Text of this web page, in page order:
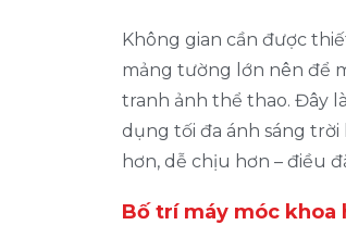
Không gian cần được
mảng tường lớn nên để
tranh ảnh thể thao. Đây
dụng tối đa ánh sáng
hơn, dễ chịu hơn – điều
Bố trí máy móc khoa